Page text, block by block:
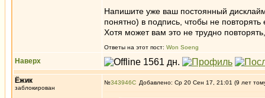
Напишите уже ваш постоянный
понятно) в подпись, чтобы не повторять
Хотя может вам это не трудно
Ответы на этот пост: Won Soeng
Наверх
Ёжик
заблокирован
№343946 Добавлено: Ср 20 Сен 17, 21:01 (9 лет